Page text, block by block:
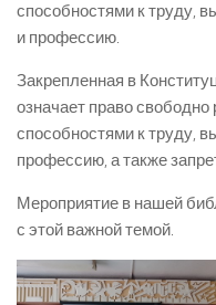
способностями к труду,
и профессию.
Закрепленная в
означает право
способностями к труду,
профессию, а также
Мероприятие в нашей
с этой важной темой.